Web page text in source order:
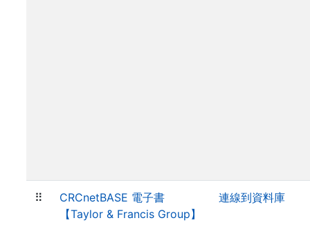
⠿
CRCnetBASE 電子書
【Taylor & Francis Group】
連線到資料庫